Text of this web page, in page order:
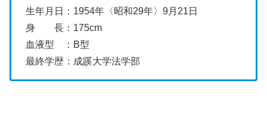
生年月日： 1954年〈昭和29年〉9月21日
身 長：175cm
血液型 ：B型
最終学歴：成蹊大学法学部